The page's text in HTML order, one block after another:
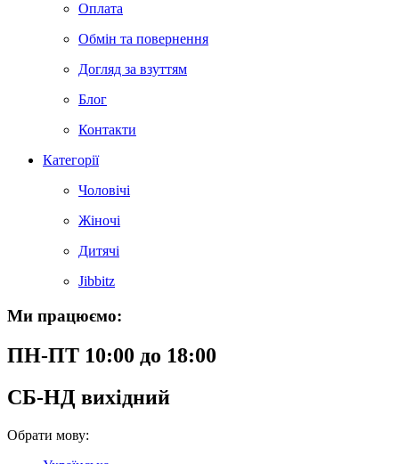
Оплата
Обмін та повернення
Догляд за взуттям
Блог
Контакти
Категорії
Чоловічі
Жіночі
Дитячі
Jibbitz
Ми працюємо:
ПН-ПТ 10:00 до 18:00
СБ-НД вихідний
Обрати мову: